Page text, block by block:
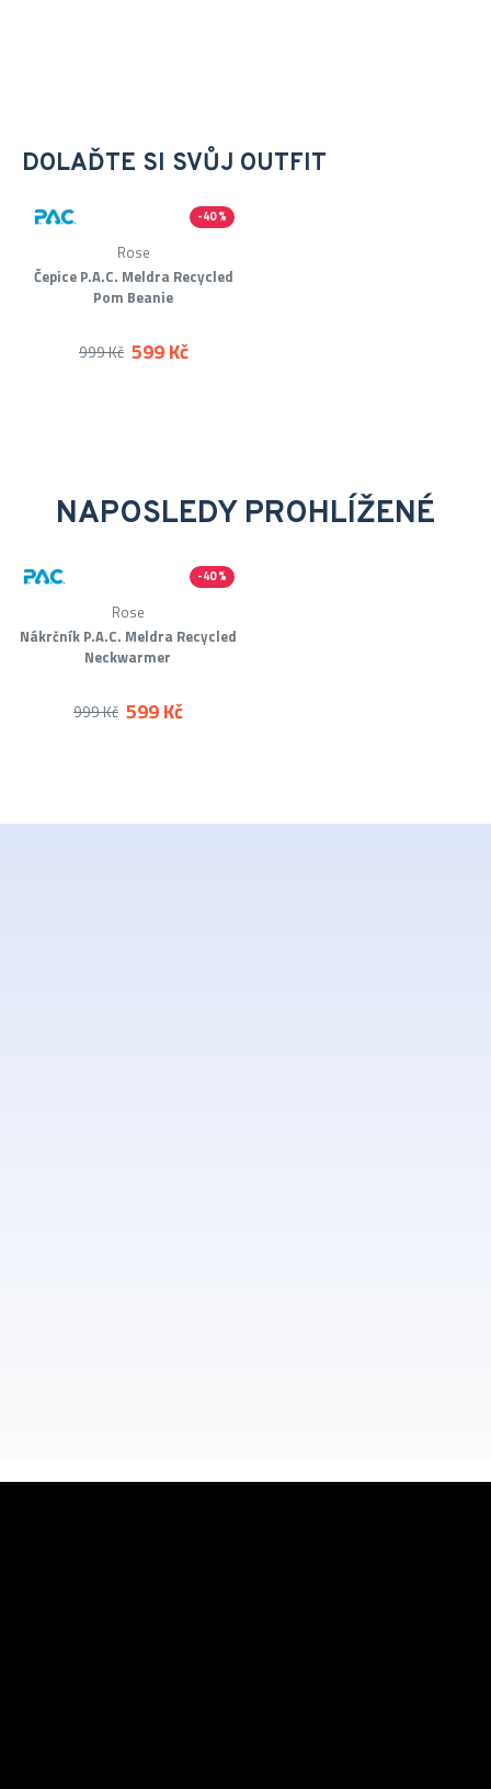
DOLAĎTE SI SVŮJ OUTFIT
-40 %
Čepice P.A.C. Meldra Recycled
Pom Beanie
Rose
599 Kč
999 Kč
NAPOSLEDY PROHLÍŽENÉ
-40 %
Nákrčník P.A.C. Meldra Recycled
Neckwarmer
Rose
599 Kč
999 Kč